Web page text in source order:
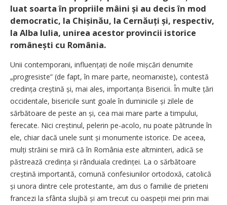
luat soarta în propriile mâini și au decis în mod
democratic, la Chișinău, la Cernăuți și, respectiv,
la Alba Iulia, unirea acestor provincii istorice
românești cu România.
Unii contemporani, influențați de noile mișcări denumite
„progresiste” (de fapt, în mare parte, neomarxiste), contestă
credința creștină și, mai ales, importanța Bisericii. În multe țări
occidentale, bisericile sunt goale în duminicile și zilele de
sărbătoare de peste an și, cea mai mare parte a timpului,
ferecate. Nici creștinul, pelerin pe-acolo, nu poate pătrunde în
ele, chiar dacă unele sunt și monumente istorice. De aceea,
mulți străini se miră că în România este altminteri, adică se
păstrează credința și rânduiala credinței. La o sărbătoare
creștină importantă, comună confesiunilor ortodoxă, catolică
și unora dintre cele protestante, am dus o familie de prieteni
francezi la sfânta slujbă și am trecut cu oaspeții mei prin mai